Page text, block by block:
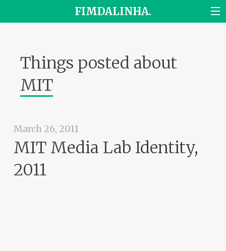
FIMDALINHA.
Things posted about
MIT
March 26, 2011
MIT Media Lab Identity,
2011